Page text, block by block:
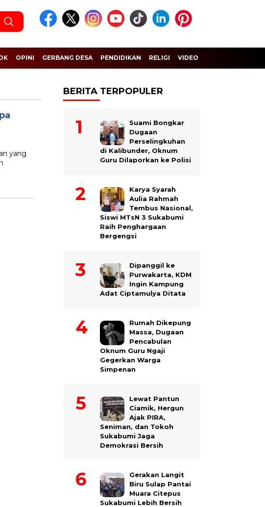
OPINI GERBANG DESA PENDIDIKAN RELIGI VIDEO
yang
BERITA TERPOPULER
Suami Bongkar
Dugaan
Perselingkuhan
di Kalibunder, Oknum
Guru Dilaporkan ke Polisi
Karya Syarah
Aulia Rahmah
Tembus Nasional,
Siswi MTsN 3 Sukabumi
Raih Penghargaan
Bergengsi
Dipanggil ke
Purwakarta, KDM
Ingin Kampung
Adat Ciptamulya Ditata
Rumah Dikepung
Massa, Dugaan
Pencabulan
Oknum Guru Ngaji
Gegerkan Warga
Simpenan
Lewat Pantun
Ciamik, Hergun
Ajak PIRA,
Seniman, dan Tokoh
Sukabumi Jaga
Demokrasi Bersih
Gerakan Langit
Biru Sulap Pantai
Muara Citepus
Sukabumi Lebih Bersih